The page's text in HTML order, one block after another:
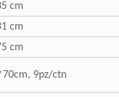
cm
cm
cm
9pz/ctn